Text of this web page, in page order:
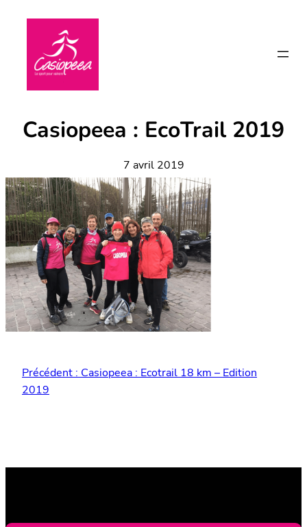
Casiopeea : EcoTrail 2019
7 avril 2019
Précédent :Casiopeea : Ecotrail 18 km – Edition
2019